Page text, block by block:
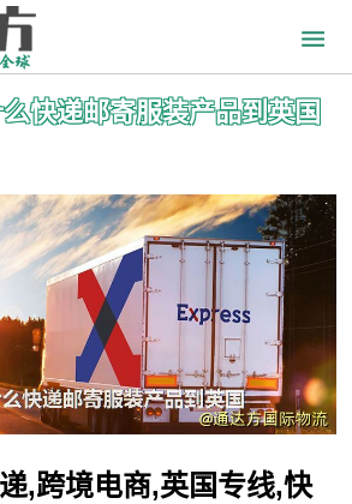
快递邮寄服装产品到英国
,跨境电商,英国专线,快